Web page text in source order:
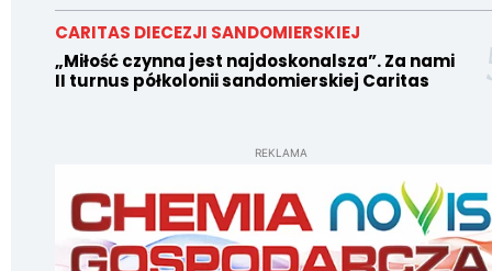
CARITAS DIECEZJI SANDOMIERSKIEJ
„Miłość czynna jest najdoskonalsza”. Za nami
II turnus półkolonii sandomierskiej Caritas
REKLAMA